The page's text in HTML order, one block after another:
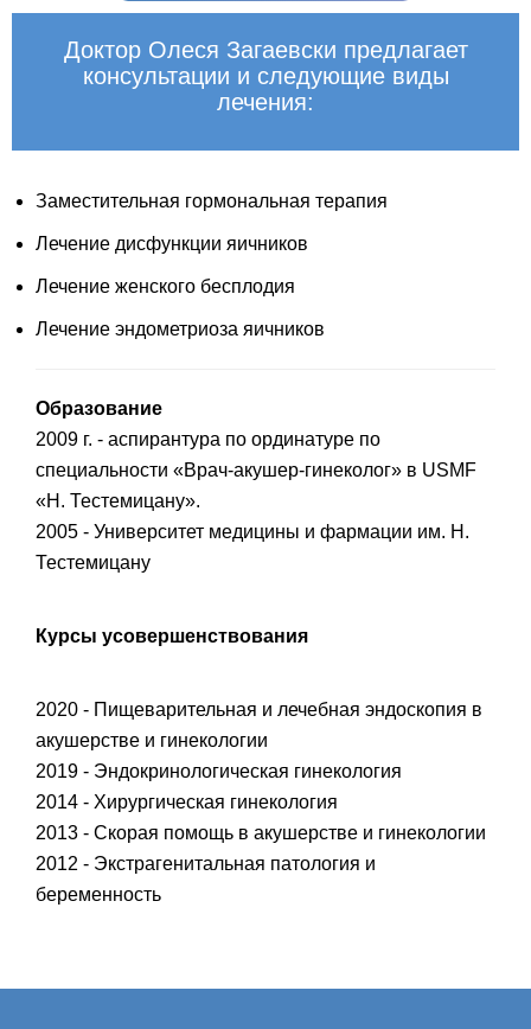
Доктор Олеся Загаевски предлагает
консультации и следующие виды
лечения:
Заместительная гормональная терапия
Лечение дисфункции яичников
Лечение женского бесплодия
Лечение эндометриоза яичников
Образование
2009 г. - аспирантура по ординатуре по
специальности «Врач-акушер-гинеколог» в USMF
«Н. Тестемицану».
2005 - Университет медицины и фармации им. Н.
Тестемицану
Курсы усовершенствования
2020 - Пищеварительная и лечебная эндоскопия в
акушерстве и гинекологии
2019 - Эндокринологическая гинекология
2014 - Хирургическая гинекология
2013 - Скорая помощь в акушерстве и гинекологии
2012 - Экстрагенитальная патология и
беременность